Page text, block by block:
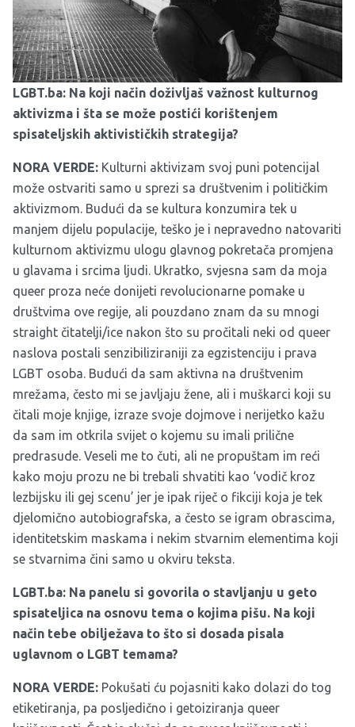
LGBT.ba: Na koji način doživljaš važnost kulturnog
aktivizma i šta se može postići korištenjem
spisateljskih aktivističkih strategija?
NORA VERDE: Kulturni aktivizam svoj puni potencijal
može ostvariti samo u sprezi sa društvenim i političkim
aktivizmom. Budući da se kultura konzumira tek u
manjem dijelu populacije, teško je i nepravedno natovariti
kulturnom aktivizmu ulogu glavnog pokretača promjena
u glavama i srcima ljudi. Ukratko, svjesna sam da moja
queer proza neće donijeti revolucionarne pomake u
društvima ove regije, ali pouzdano znam da su mnogi
straight čitatelji/ice nakon što su pročitali neki od queer
naslova postali senzibiliziraniji za egzistenciju i prava
LGBT osoba. Budući da sam aktivna na društvenim
mrežama, često mi se javljaju žene, ali i muškarci koji su
čitali moje knjige, izraze svoje dojmove i nerijetko kažu
da sam im otkrila svijet o kojemu su imali prilične
predrasude. Veseli me to čuti, ali ne propuštam im reći
kako moju prozu ne bi trebali shvatiti kao ‘vodič kroz
lezbijsku ili gej scenu’ jer je ipak riječ o fikciji koja je tek
djelomično autobiografska, a često se igram obrascima,
identitetskim maskama i nekim stvarnim elementima koji
se stvarnima čini samo u okviru teksta.
LGBT.ba: Na panelu si govorila o stavljanju u geto
spisateljica na osnovu tema o kojima pišu. Na koji
način tebe obilježava to što si dosada pisala
uglavnom o LGBT temama?
NORA VERDE: Pokušati ću pojasniti kako dolazi do tog
etiketiranja, pa posljedično i getoiziranja queer